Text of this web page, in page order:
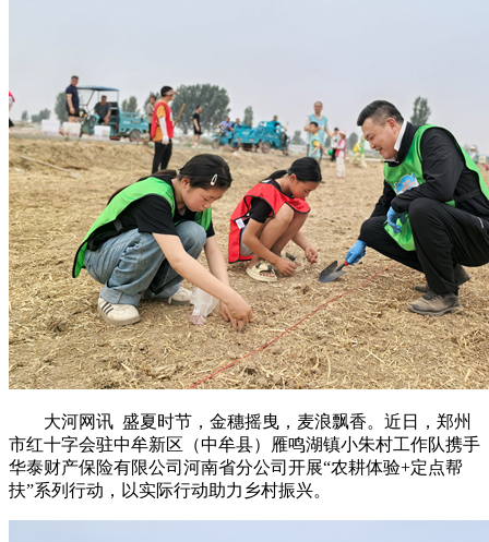
大河网讯 盛夏时节，金穗摇曳，麦浪飘香。近日，郑州
市红十字会驻中牟新区（中牟县）雁鸣湖镇小朱村工作队携手
华泰财产保险有限公司河南省分公司开展“农耕体验+定点帮
扶”系列行动，以实际行动助力乡村振兴。